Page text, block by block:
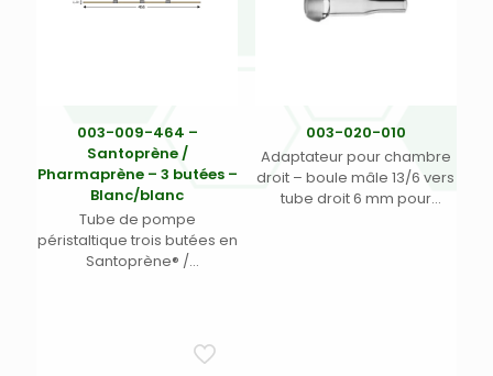
003-009-464 –
Santoprène /
Pharmaprène – 3 butées –
Blanc/blanc
Tube de pompe
péristaltique trois butées en
Santoprène® /
1,02 mm Blanc/Blanc/Blanc
– Longueur 455 mm
003-020-010
Adaptateur pour chambre
droit – boule mâle 13/6 vers
tube droit 6 mm pour